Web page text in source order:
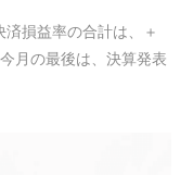
損益率の合計は、＋
月の最後は、決算発表